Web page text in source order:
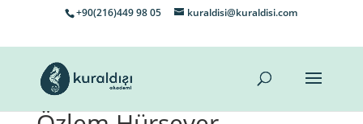
+90(216)449 98 05 kuraldisi@kuraldisi.com